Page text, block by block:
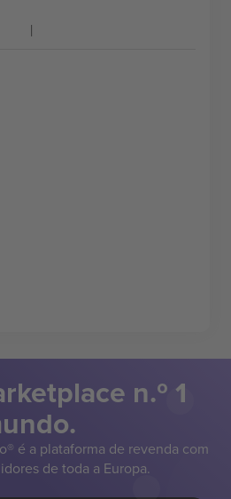
n.º 1
é a plataforma de revenda com
de toda a Europa.